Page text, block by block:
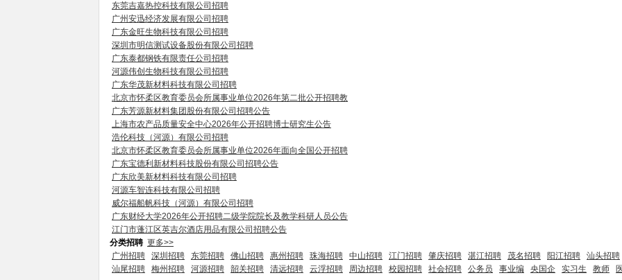
东莞吉嘉热控科技有限公司招聘
广州安迅经济发展有限公司招聘
广东金旺生物科技有限公司招聘
深圳市明信测试设备股份有限公司招聘
广东泰都钢铁有限责任公司招聘
河源伟创生物科技有限公司招聘
广东华茂新材料科技有限公司招聘
北京市怀柔区教育委员会所属事业单位2026年第二批公开招聘教
广东芳源新材料集团股份有限公司招聘公告
上海市农产品质量安全中心2026年公开招聘博士研究生公告
浩伦科技（河源）有限公司招聘
北京市怀柔区教育委员会所属事业单位2026年面向全国公开招聘
广东宝德利新材料科技股份有限公司招聘公告
广东欣美新材料科技有限公司招聘
河源车智连科技有限公司招聘
威尔福船帆科技（河源）有限公司招聘
广东财经大学2026年公开招聘二级学院院长及教学科研人员公告
江门市蓬江区英吉尔酒店用品有限公司招聘公告
分类招聘 更多>>
广州招聘
深圳招聘 东莞招聘 佛山招聘 惠州招聘 珠海招聘 中山招聘 江门招聘 肇庆招聘 湛江招聘 茂名招聘 阳江招聘 汕头招聘
汕尾招聘
梅州招聘 河源招聘 韶关招聘 清远招聘 云浮招聘 周边招聘 校园招聘 社会招聘 公务员 事业编 央国企 实习生 教师